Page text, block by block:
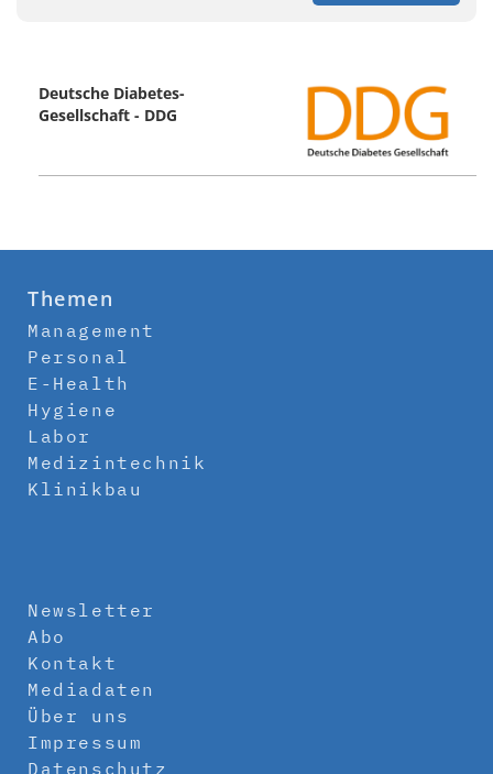
Deutsche Diabetes-
Gesellschaft - DDG
Themen
Management
Personal
E-Health
Hygiene
Labor
Medizintechnik
Klinikbau
Newsletter
Abo
Kontakt
Mediadaten
Über uns
Impressum
Datenschutz